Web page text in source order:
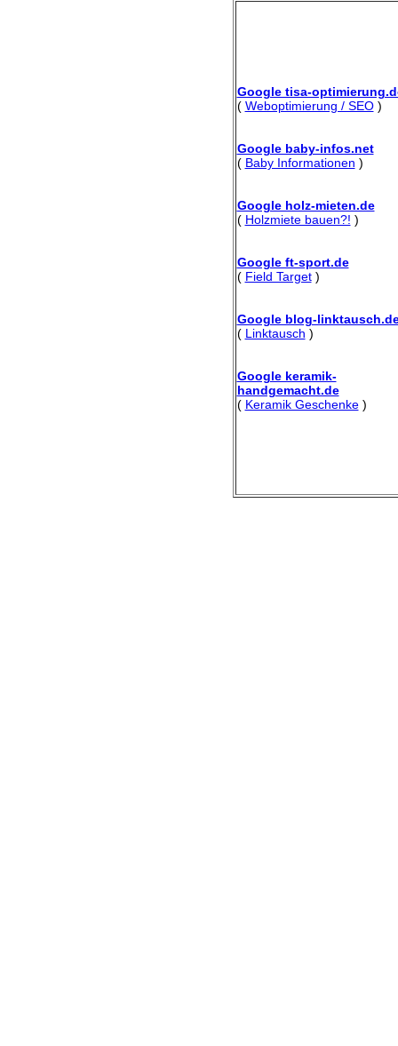
Google tisa-
( Weboptimierung / SEO)
Google baby-infos.net
( Baby Informationen )
Google holz-mieten.de
( Holzmiete bauen?! )
Google ft-sport.de
( Field Target)
Google blog-
( Linktausch )
Google keramik-
handgemacht.de
( Keramik Geschenke)